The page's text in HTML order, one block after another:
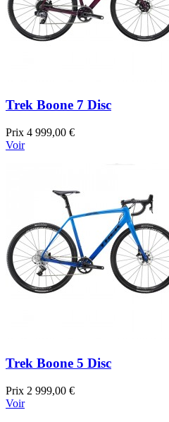
Trek Boone 7 Disc
Prix 4 999,00 €
Voir
Trek Boone 5 Disc
Prix 2 999,00 €
Voir